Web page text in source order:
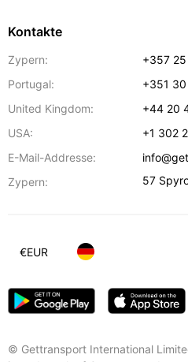
Kontakte
Zypern:
+357
Portugal:
+351
United Kingdom:
+44 20
USA:
+1 302
E-Mail-Addresse:
Zypern:
57
© Gettransport International
€EUR